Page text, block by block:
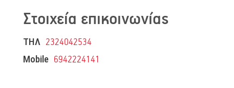
Στοιχεία επικοινωνίας
ΤΗΛ 2324042534
Mobile 6942224141